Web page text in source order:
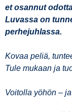
et osannut
Luvassa on
perhejuhlassa.
Kovaa peliä,
Tule mukaan ja
Voitolla yöhön –